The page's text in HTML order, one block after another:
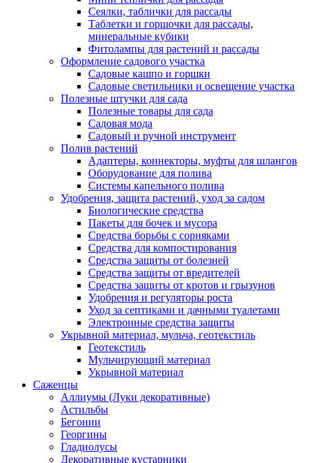
Сеялки, таблички для рассады
Таблетки и горшочки для рассады,
минеральные кубики
Фитолампы для растений и рассады
Оформление садового участка
Садовые кашпо и горшки
Садовые светильники и освещение участка
Полезные штучки для сада
Полезные товары для сада
Садовая мода
Садовый и ручной инструмент
Полив растений
Адаптеры, коннекторы, муфты для шлангов
Оборудование для полива
Системы капельного полива
Удобрения, защита растений, уход за садом
Биологические средства
Пакеты для бочек и мусора
Средства борьбы с сорняками
Средства для компостирования
Средства защиты от болезней
Средства защиты от вредителей
Средства защиты от кротов и грызунов
Удобрения и регуляторы роста
Уход за септиками и дачными туалетами
Электронные средства защиты
Укрывной материал, мульча, геотекстиль
Геотекстиль
Мульчирующий материал
Укрывной материал
Саженцы
Аллиумы (Луки декоративные)
Астильбы
Бегонии
Георгины
Гладиолусы
Декоративные кустарники